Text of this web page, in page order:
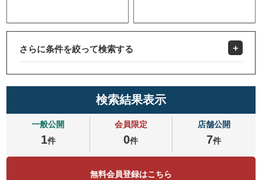
さらに条件を絞って検索する
検索結果表示
一般公開
1件
会員限定
0件
店舗公開
7件
無料会員登録はこちら